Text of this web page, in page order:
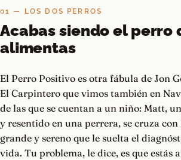
01 — LOS DOS PERROS
Acabas siendo el perro
alimentas
El Perro Positivo es otra fábula de Jon
El Carpintero que vimos también en
de las que se cuentan a un niño: Matt,
y resentido en una perrera, se cruza
grande y sereno que le suelta el
vida. Tu problema, le dice, es que estás